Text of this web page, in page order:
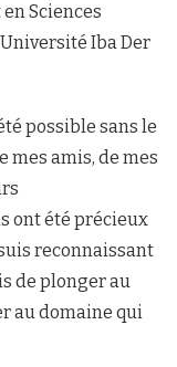
Sciences
Iba Der
possible sans le
mes amis, de mes
ont été précieux
reconnaissant
de plonger au
au domaine qui